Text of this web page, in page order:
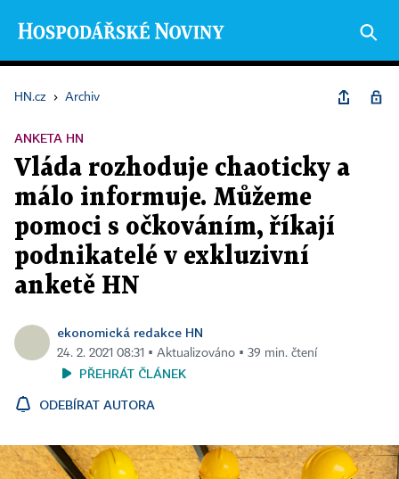
HN.cz › Archiv
ANKETA HN
Vláda rozhoduje chaoticky a
málo informuje. Můžeme
pomoci s očkováním, říkají
podnikatelé v exkluzivní
anketě HN
ekonomická redakce HN
24. 2. 2021 08:31 ▪ Aktualizováno ▪ 39 min. čtení
PŘEHRÁT ČLÁNEK
ODEBÍRAT AUTORA